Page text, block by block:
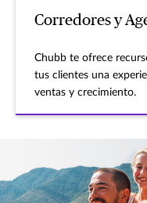
Corredores y
Chubb te ofrece
tus clientes una
ventas y crecimiento.